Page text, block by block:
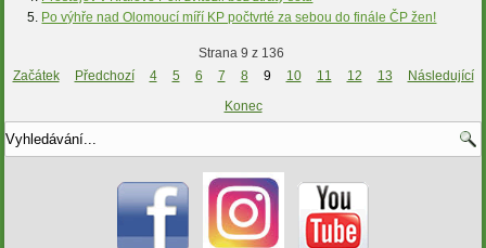
Po výhře nad Olomoucí míří KP počtvrté za sebou do finále ČP žen!
Strana 9 z 136
Začátek
Předchozí 4 5 6 7 8 9 10 11 12 13
Následující
Konec